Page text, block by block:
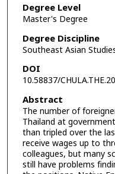
Degree Level
Master's Degree
Degree Discipline
Southeast Asian
DOI
10.58837/
Abstract
The number of
Thailand at
than tripled over the
receive wages up to
colleagues, but many
still have problems